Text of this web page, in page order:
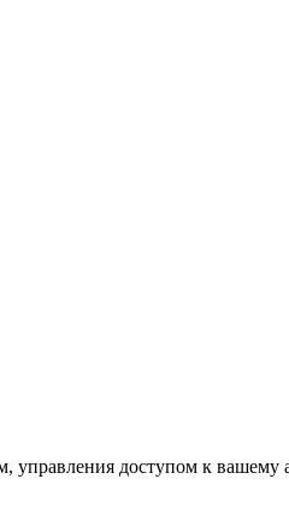
управления доступом к